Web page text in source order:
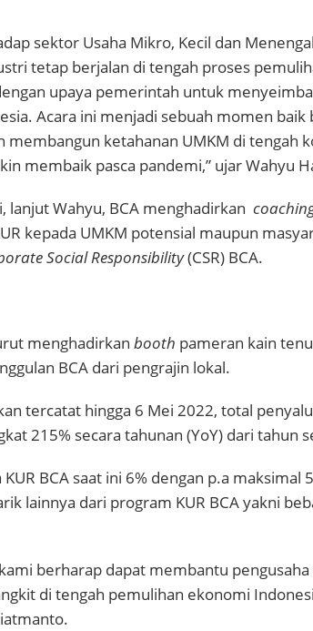
sektor Usaha Mikro, Kecil dan
tetap berjalan di tengah proses
upaya pemerintah untuk
Acara ini menjadi sebuah momen baik
membangun ketahanan UMKM di tengah
membaik pasca pandemi,” ujar Wahyu
lanjut Wahyu, BCA menghadirkan
kepada UMKM potensial maupun
Social Responsibility(CSR) BCA.
menghadirkan booth pameran kain
BCA dari pengrajin lokal.
tercatat hingga 6 Mei 2022, total
215% secara tahunan (YoY) dari tahun
BCA saat ini 6% dengan p.a maksimal
lainnya dari program KUR BCA yakni
berharap dapat membantu
di tengah pemulihan ekonomi